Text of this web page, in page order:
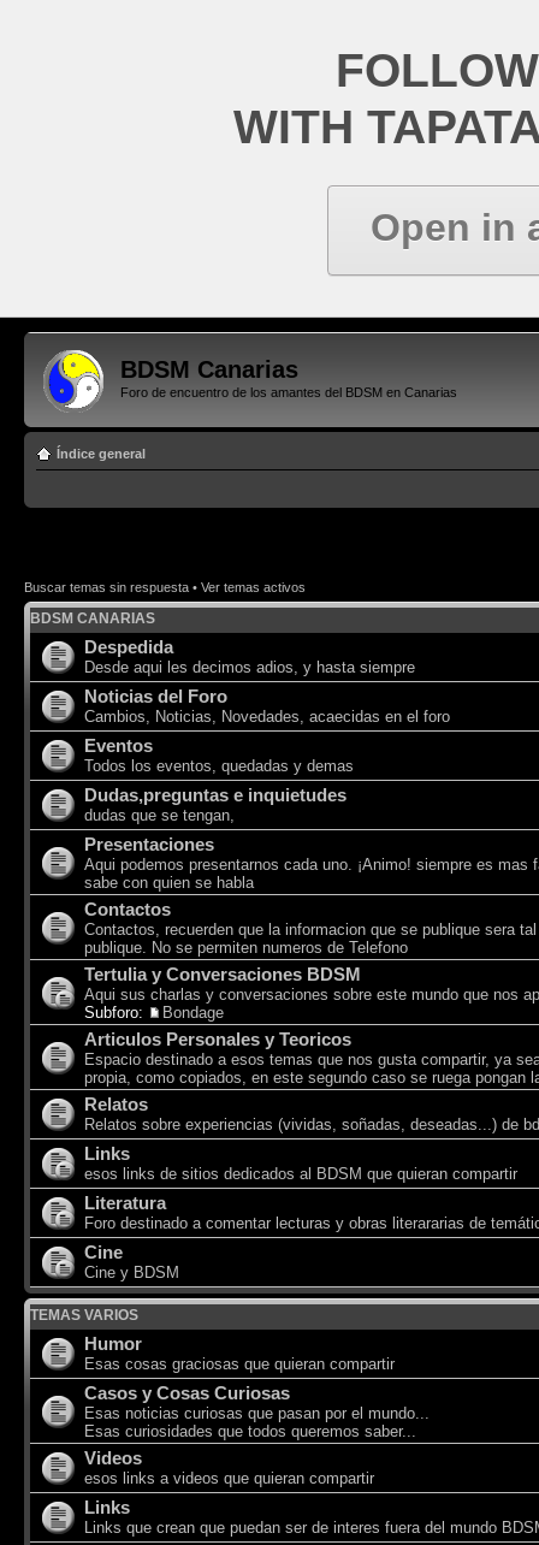
WITH
Open in
BDSM Canarias
Foro de encuentro de los amantes del BDSM en Canarias
Índice general
Buscar temas sin respuesta • Ver temas activos
BDSM CANARIAS
Despedida
Desde aqui les decimos adios, y hasta siempre
Noticias del Foro
Cambios, Noticias, Novedades, acaecidas en el foro
Eventos
Todos los eventos, quedadas y demas
Dudas,preguntas e inquietudes
dudas que se tengan,
Presentaciones
Aqui podemos presentarnos cada uno. ¡Animo! siempre es mas
sabe con quien se habla
Contactos
Contactos, recuerden que la informacion que se publique sera
publique. No se permiten numeros de Telefono
Tertulia y Conversaciones BDSM
Aqui sus charlas y conversaciones sobre este mundo que nos
Subforo:
Bondage
Articulos Personales y Teoricos
Espacio destinado a esos temas que nos gusta compartir, ya
propia, como copiados, en este segundo caso se ruega pongan
Relatos
Relatos sobre experiencias (vividas, soñadas, deseadas...) de
Links
esos links de sitios dedicados al BDSM que quieran compartir
Literatura
Foro destinado a comentar lecturas y obras literararias de
Cine
Cine y BDSM
TEMAS VARIOS
Humor
Esas cosas graciosas que quieran compartir
Casos y Cosas Curiosas
Esas noticias curiosas que pasan por el mundo...
Esas curiosidades que todos queremos saber...
Videos
esos links a videos que quieran compartir
Links
Links que crean que puedan ser de interes fuera del mundo